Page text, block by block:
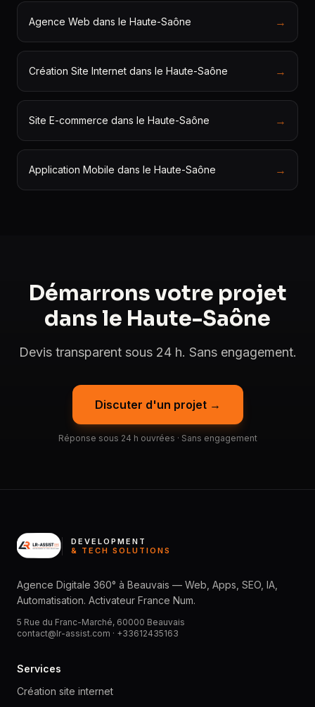
Agence Web dans le Haute-Saône →
Création Site Internet dans le Haute-Saône →
Site E-commerce dans le Haute-Saône →
Application Mobile dans le Haute-Saône →
Démarrons votre projet
dans le Haute-Saône
Devis transparent sous 24 h. Sans engagement.
Discuter d'un projet →
Réponse sous 24 h ouvrées · Sans engagement
DEVELOPMENT
& TECH SOLUTIONS
Agence Digitale 360° à Beauvais — Web, Apps, SEO, IA,
Automatisation. Activateur France Num.
5 Rue du Franc-Marché, 60000 Beauvais
contact@lr-assist.com · +33612435163
Services
Création site internet